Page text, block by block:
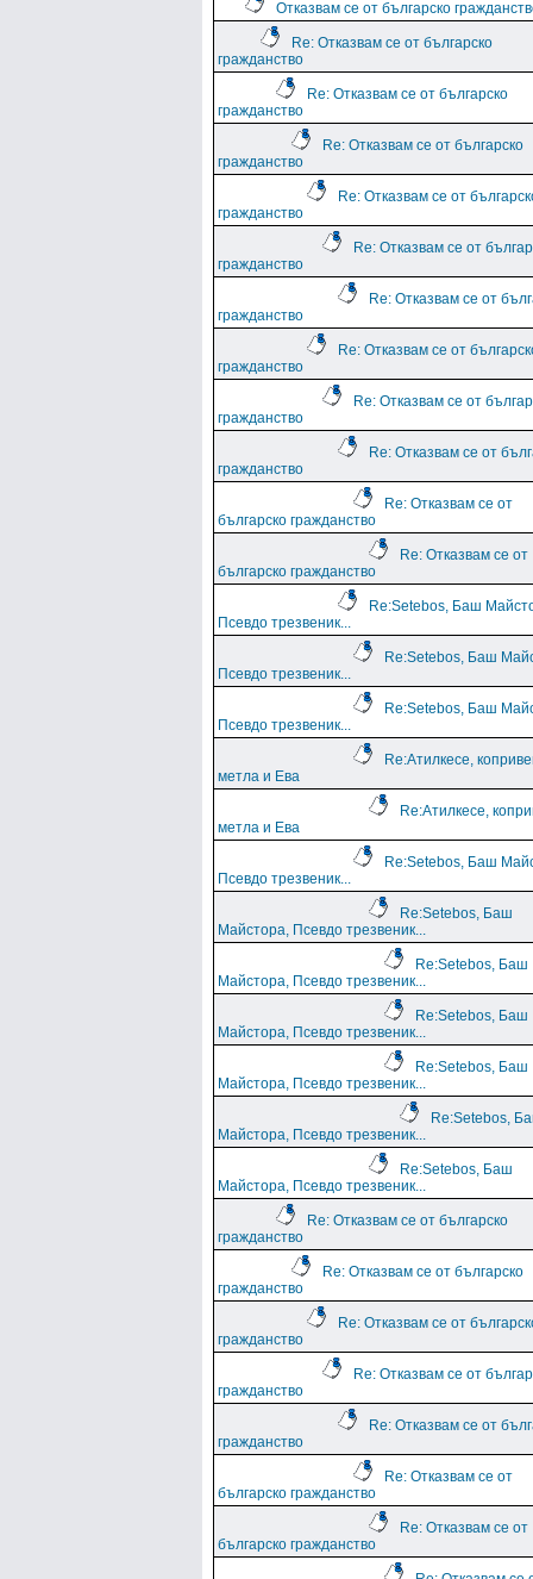
Отказвам се от българско
Re: Отказвам се от българско
гражданство
Re: Отказвам се от българско
гражданство
Re: Отказвам се от българско
гражданство
Re: Отказвам се от
гражданство
Re: Отказвам се от
гражданство
Re: Отказвам се от
гражданство
Re: Отказвам се от
гражданство
Re: Отказвам се от
гражданство
Re: Отказвам се от
гражданство
Re: Отказвам се от
българско гражданство
Re: Отказвам се от
българско гражданство
Re:Setebos, Баш
Псевдо трезвеник...
Re:Setebos, Баш
Псевдо трезвеник...
Re:Setebos, Баш
Псевдо трезвеник...
Re:Атилкесе,
метла и Ева
Re:Атилкесе,
метла и Ева
Re:Setebos, Баш
Псевдо трезвеник...
Re:Setebos, Баш
Майстора, Псевдо трезвеник...
Re:Setebos, Баш
Майстора, Псевдо трезвеник...
Re:Setebos, Баш
Майстора, Псевдо трезвеник...
Re:Setebos, Баш
Майстора, Псевдо трезвеник...
Re:Setebos,
Майстора, Псевдо трезвеник...
Re:Setebos, Баш
Майстора, Псевдо трезвеник...
Re: Отказвам се от българско
гражданство
Re: Отказвам се от българско
гражданство
Re: Отказвам се от
гражданство
Re: Отказвам се от
гражданство
Re: Отказвам се от
гражданство
Re: Отказвам се от
българско гражданство
Re: Отказвам се от
българско гражданство